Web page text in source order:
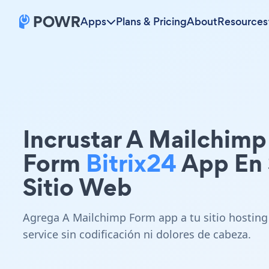
Apps Plans & PricingAboutResources
Incrustar A Mailchimp
Form Bitrix24App En
Sitio Web
Agrega A Mailchimp Form app a tu sitio hosting
service sin codificación ni dolores de cabeza.